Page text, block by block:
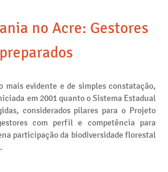
no Acre: Gestores
mais evidente e de simples constatação,
em 2001 quanto o Sistema Estadual
considerados pilares para o Projeto
com perfil e competência para
participação da biodiversidade florestal